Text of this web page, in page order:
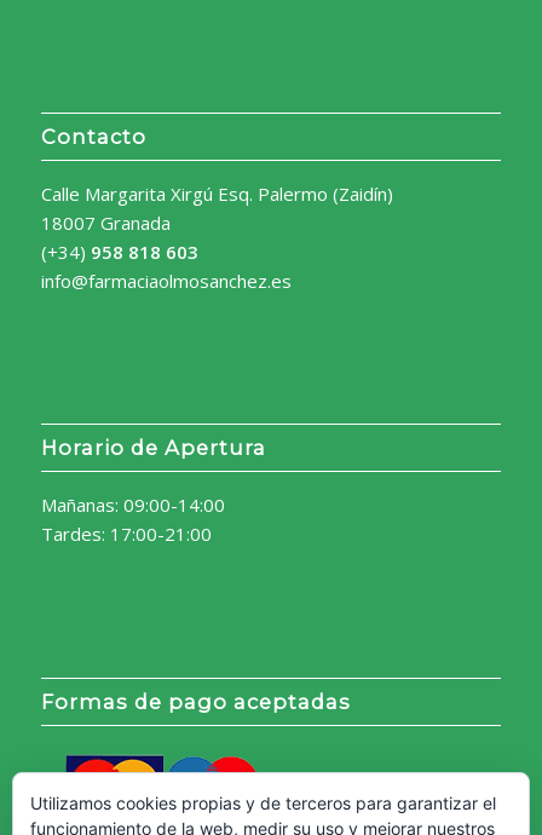
Contacto
Calle Margarita Xirgú Esq. Palermo (Zaidín)
18007 Granada
(+34) 958 818 603
info@farmaciaolmosanchez.es
Horario de Apertura
Mañanas: 09:00-14:00
Tardes: 17:00-21:00
Formas de pago aceptadas
Utilizamos cookies propias y de terceros para garantizar el
funcionamiento de la web, medir su uso y mejorar nuestros